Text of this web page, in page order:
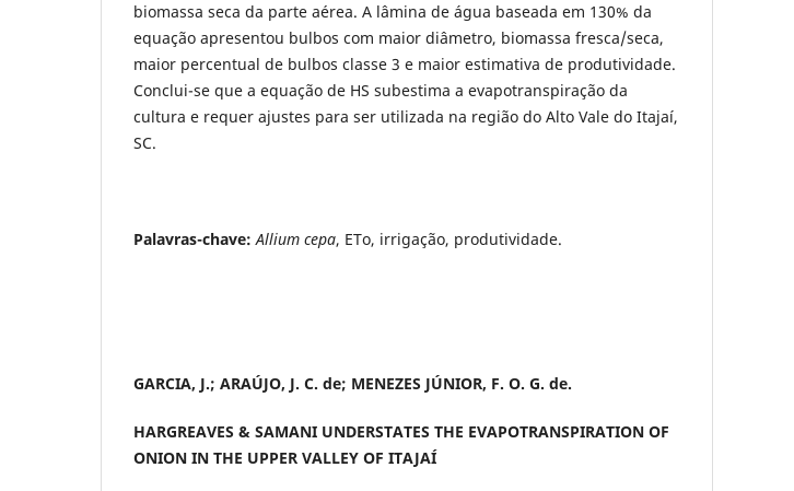
biomassa seca da parte aérea. A lâmina de água baseada em 130% da
equação apresentou bulbos com maior diâmetro, biomassa fresca/seca,
maior percentual de bulbos classe 3 e maior estimativa de produtividade.
Conclui-se que a equação de HS subestima a evapotranspiração da
cultura e requer ajustes para ser utilizada na região do Alto Vale do Itajaí,
SC.
Palavras-chave:Allium cepa, ETo, irrigação, produtividade.
GARCIA, J.; ARAÚJO, J. C. de; MENEZES JÚNIOR, F. O. G. de.
HARGREAVES & SAMANI UNDERSTATES THE EVAPOTRANSPIRATION OF
ONION IN THE UPPER VALLEY OF ITAJAÍ